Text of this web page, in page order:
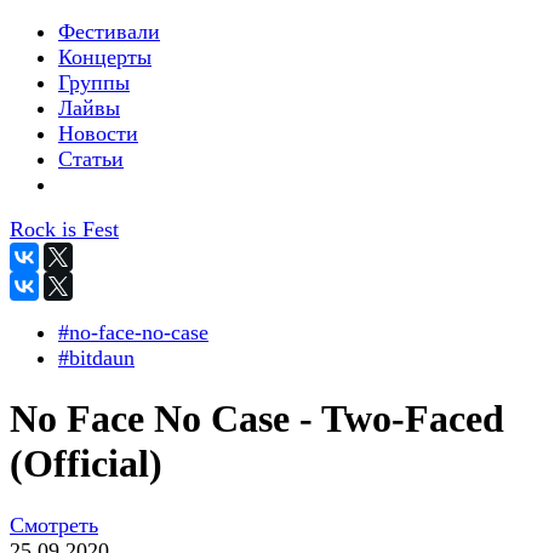
Фестивали
Концерты
Группы
Лайвы
Новости
Статьи
Rock is Fest
#no-face-no-case
#bitdaun
No Face No Case - Two-Faced
(Official)
Смотреть